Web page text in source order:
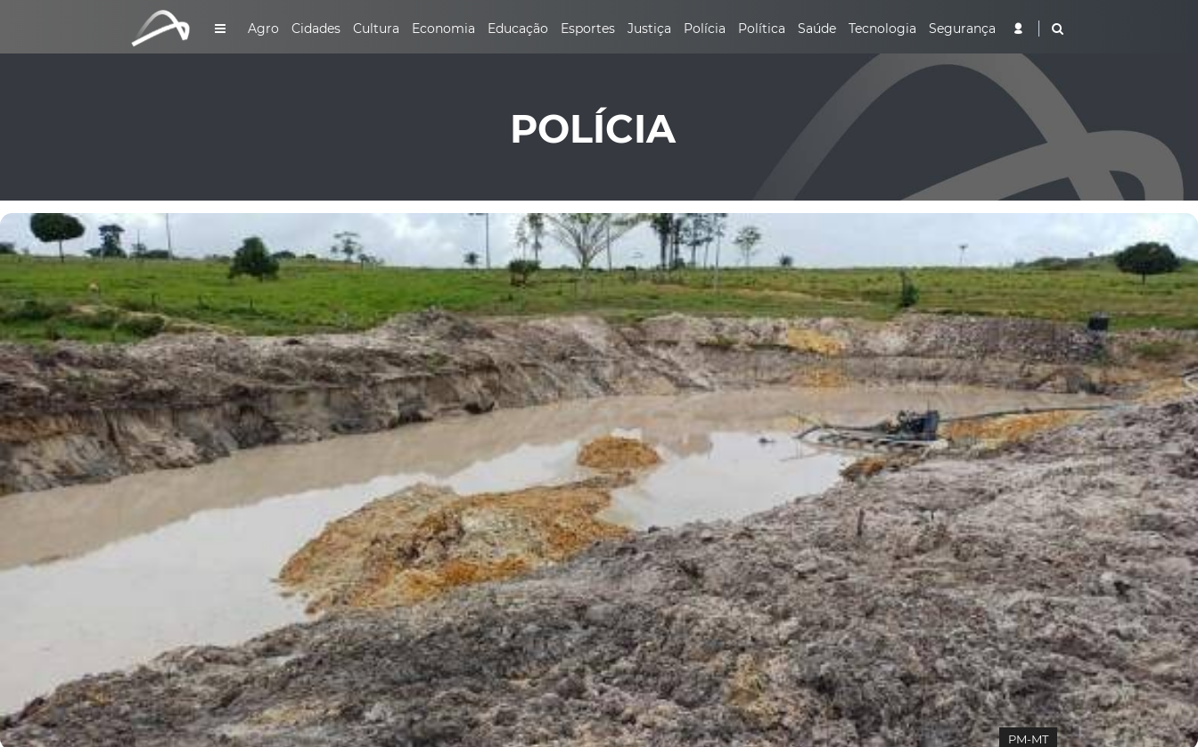
Agro Cidades Cultura Economia Educação Esportes Justiça Polícia Política Saúde Tecnologia Segurança
POLÍCIA
PM-MT